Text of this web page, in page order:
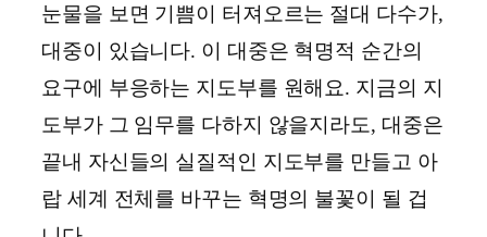
눈물을 보면 기쁨이 터져오르는 절대 다수가,
대중이 있습니다. 이 대중은 혁명적 순간의
요구에 부응하는 지도부를 원해요. 지금의 지
도부가 그 임무를 다하지 않을지라도, 대중은
끝내 자신들의 실질적인 지도부를 만들고 아
랍 세계 전체를 바꾸는 혁명의 불꽃이 될 겁